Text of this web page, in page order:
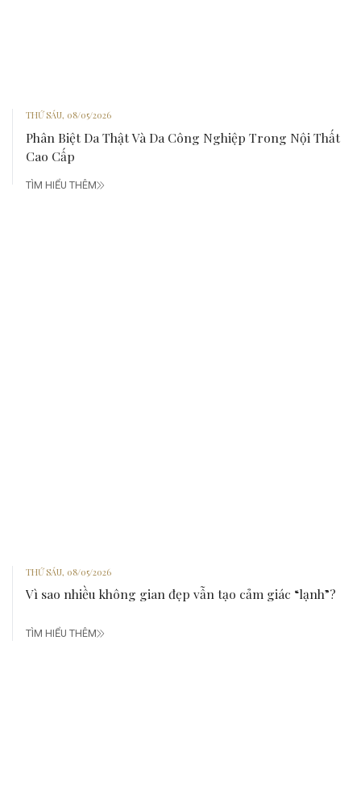
THỨ SÁU, 08/05/2026
Phân Biệt Da Thật Và Da Công Nghiệp Trong Nội Thất
Cao Cấp
TÌM HIỂU THÊM
THỨ SÁU, 08/05/2026
Vì sao nhiều không gian đẹp vẫn tạo cảm giác “lạnh”?
TÌM HIỂU THÊM